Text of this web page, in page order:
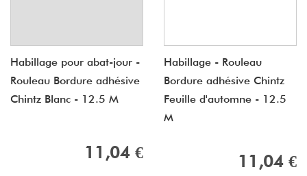
Habillage pour abat-jour -
Rouleau Bordure adhésive
Chintz Blanc - 12.5 M
11,04 €
Habillage - Rouleau
Bordure adhésive Chintz
Feuille d'automne - 12.5
M
11,04 €